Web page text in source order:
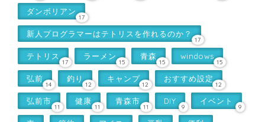
ダンボリアン
17
新人プログラマーはテトリスを作れるのか？
17
テトリス
17
ラーメン
15
青森
15
windows
15
弘前
14
釣り
12
キャンプ
12
おすすめ設定
12
弘前市
11
健康
11
青森市
11
DIY
9
イベント
9